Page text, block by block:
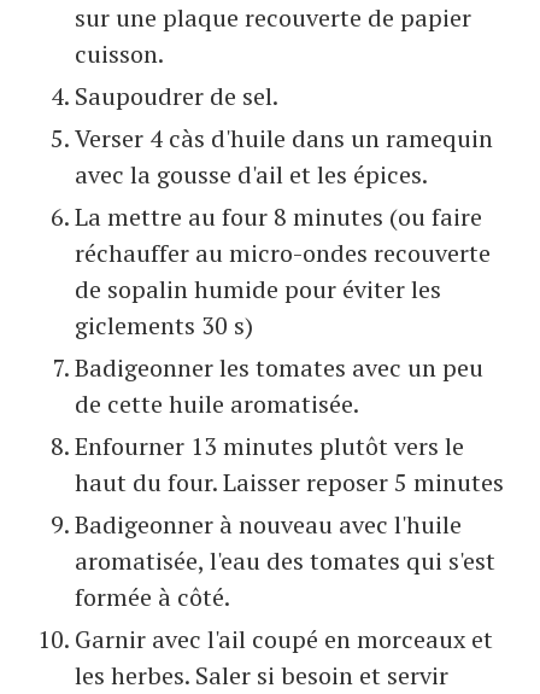
sur une plaque recouverte de papier
cuisson.
Saupoudrer de sel.
Verser 4 càs d'huile dans un ramequin
avec la gousse d'ail et les épices.
La mettre au four 8 minutes (ou faire
réchauffer au micro-ondes recouverte
de sopalin humide pour éviter les
giclements 30 s)
Badigeonner les tomates avec un peu
de cette huile aromatisée.
Enfourner 13 minutes plutôt vers le
haut du four. Laisser reposer 5 minutes
Badigeonner à nouveau avec l'huile
aromatisée, l'eau des tomates qui s'est
formée à côté.
Garnir avec l'ail coupé en morceaux et
les herbes. Saler si besoin et servir